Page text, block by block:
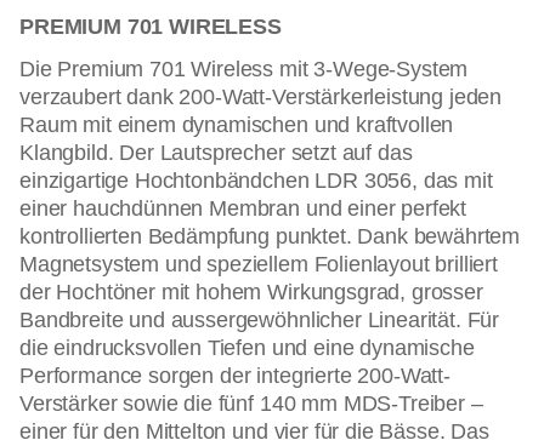
PREMIUM 701 WIRELESS
Die Premium 701 Wireless mit 3-Wege-System
verzaubert dank 200-Watt-Verstärkerleistung jeden
Raum mit einem dynamischen und kraftvollen
Klangbild. Der Lautsprecher setzt auf das
einzigartige Hochtonbändchen LDR 3056, das mit
einer hauchdünnen Membran und einer perfekt
kontrollierten Bedämpfung punktet. Dank bewährtem
Magnetsystem und speziellem Folienlayout brilliert
der Hochtöner mit hohem Wirkungsgrad, grosser
Bandbreite und aussergewöhnlicher Linearität. Für
die eindrucksvollen Tiefen und eine dynamische
Performance sorgen der integrierte 200-Watt-
Verstärker sowie die fünf 140 mm MDS-Treiber –
einer für den Mittelton und vier für die Bässe. Das